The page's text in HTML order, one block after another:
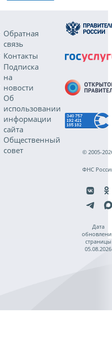
Обратная
связь
Контакты
Подписка
на
новости
Об
использовании
информации
сайта
Общественный
совет
© 2005-
ФНС
Дата
страницы
05.08.2026